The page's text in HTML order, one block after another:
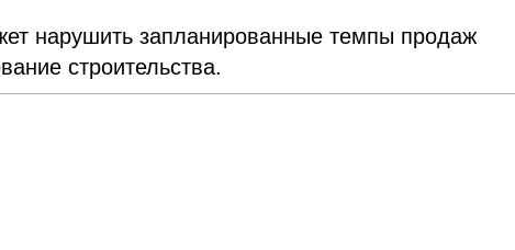
нарушить запланированные темпы продаж
строительства.